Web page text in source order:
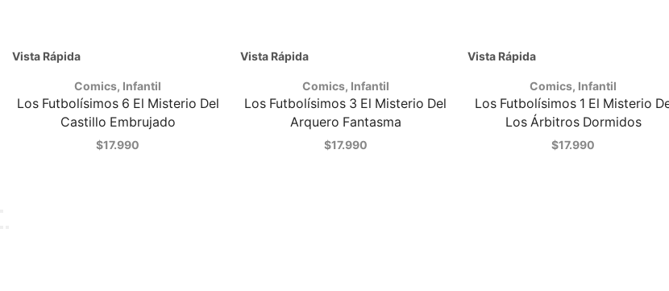
Vista Rápida
Comics, Infantil
Los Futbolísimos 6 El Misterio Del
Castillo Embrujado
$17.990
Vista Rápida
Comics, Infantil
Los Futbolísimos 3 El Misterio Del
Arquero Fantasma
$17.990
Vista Rápida
Comics, Infantil
Los Futbolísimos 1 El Misterio
Los Árbitros Dormidos
$17.990